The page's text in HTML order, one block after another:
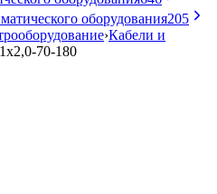
оборудования205
›Кабели и
70-180